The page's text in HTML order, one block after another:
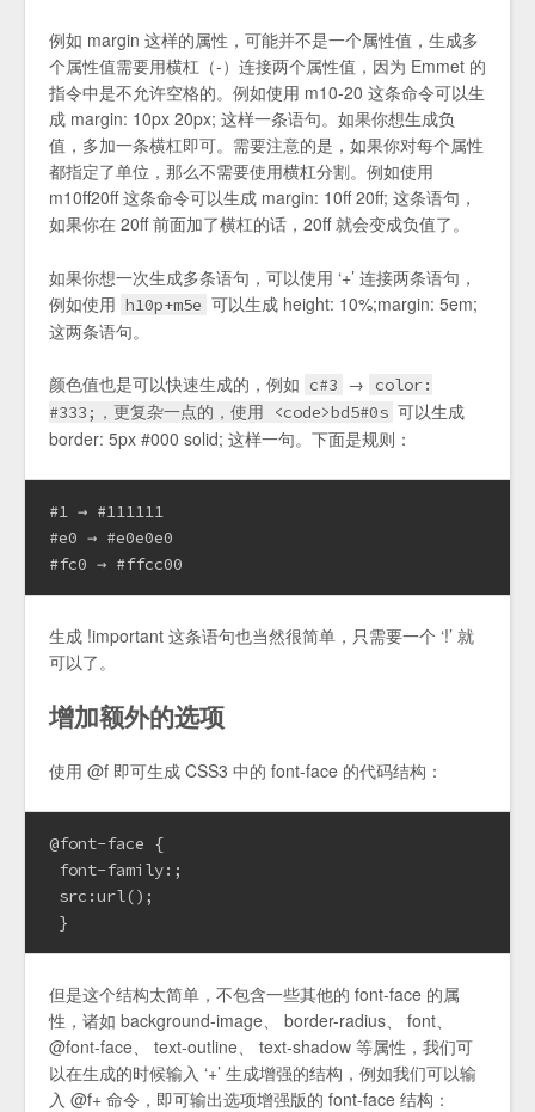
例如 margin 这样的属性，可能并不是一个属性值，生成多
个属性值需要用横杠（-）连接两个属性值，因为 Emmet 的
指令中是不允许空格的。例如使用 m10-20 这条命令可以生
成 margin: 10px 20px; 这样一条语句。如果你想生成负
值，多加一条横杠即可。需要注意的是，如果你对每个属性
都指定了单位，那么不需要使用横杠分割。例如使用
m10ff20ff 这条命令可以生成 margin: 10ff 20ff; 这条语句，
如果你在 20ff 前面加了横杠的话，20ff 就会变成负值了。
如果你想一次生成多条语句，可以使用 ‘+’ 连接两条语句，
例如使用 h10p+m5e 可以生成 height: 10%;margin: 5em;
这两条语句。
颜色值也是可以快速生成的，例如 c#3 → color:
#333;，更复杂一点的，使用 <code>bd5#0s 可以生成
border: 5px #000 solid; 这样一句。下面是规则：
#1 → #111111
#e0 → #e0e0e0
#fc0 → #ffcc00
生成 !important 这条语句也当然很简单，只需要一个 ‘!’ 就
可以了。
增加额外的选项
使用 @f 即可生成 CSS3 中的 font-face 的代码结构：
@font-face {
font-family:;
src:url();
}
但是这个结构太简单，不包含一些其他的 font-face 的属
性，诸如 background-image、 border-radius、 font、
@font-face、 text-outline、 text-shadow 等属性，我们可
以在生成的时候输入 ‘+’ 生成增强的结构，例如我们可以输
入 @f+ 命令，即可输出选项增强版的 font-face 结构：